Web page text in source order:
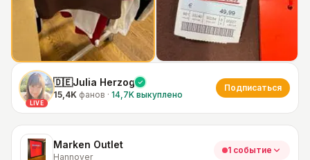
LIVE
🇩🇪Julia Herzog
15,4K фанов · 14,7K выкуплено
Подписаться
Marken Outlet
Hannover
1 событие